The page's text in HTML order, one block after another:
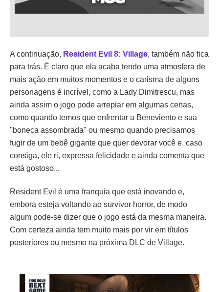
A continuação, Resident Evil 8: Village, também não fica
para trás. É claro que ela acaba tendo uma atmosfera de
mais ação em muitos momentos e o carisma de alguns
personagens é incrível, como a Lady Dimitrescu, mas
ainda assim o jogo pode arrepiar em algumas cenas,
como quando temos que enfrentar a Beneviento e sua
"boneca assombrada" ou mesmo quando precisamos
fugir de um bebê gigante que quer devorar você e, caso
consiga, ele ri, expressa felicidade e ainda comenta que
está gostoso...
Resident Evil é uma franquia que está inovando e,
embora esteja voltando ao survivor horror, de modo
algum pode-se dizer que o jogo está da mesma maneira.
Com certeza ainda tem muito mais por vir em títulos
posteriores ou mesmo na próxima DLC de Village.